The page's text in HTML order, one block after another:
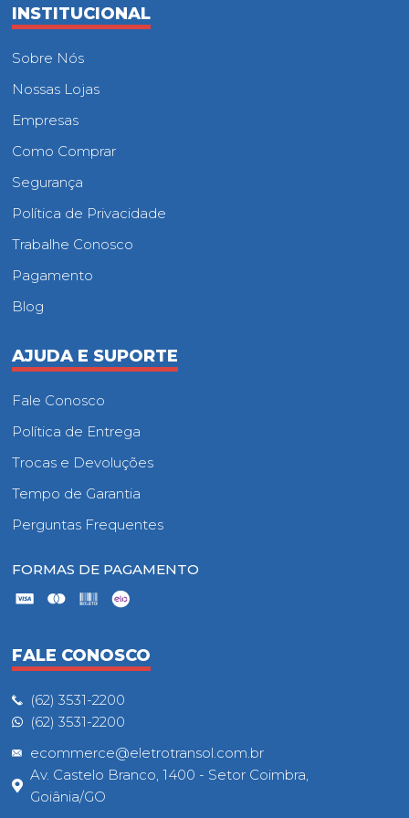
INSTITUCIONAL
Sobre Nós
Nossas Lojas
Empresas
Como Comprar
Segurança
Política de Privacidade
Trabalhe Conosco
Pagamento
Blog
AJUDA E SUPORTE
Fale Conosco
Política de Entrega
Trocas e Devoluções
Tempo de Garantia
Perguntas Frequentes
FORMAS DE PAGAMENTO
FALE CONOSCO
(62) 3531-2200
(62) 3531-2200
ecommerce@eletrotransol.com.br
Av. Castelo Branco, 1400 - Setor Coimbra,
Goiânia/GO